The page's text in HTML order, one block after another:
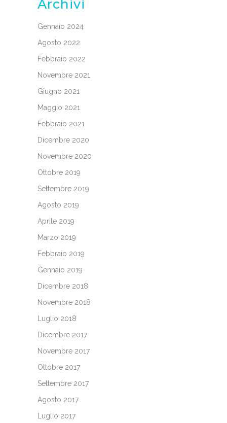
Archivi
Gennaio 2024
Agosto 2022
Febbraio 2022
Novembre 2021
Giugno 2021
Maggio 2021
Febbraio 2021
Dicembre 2020
Novembre 2020
Ottobre 2019
Settembre 2019
Agosto 2019
Aprile 2019
Marzo 2019
Febbraio 2019
Gennaio 2019
Dicembre 2018
Novembre 2018
Luglio 2018
Dicembre 2017
Novembre 2017
Ottobre 2017
Settembre 2017
Agosto 2017
Luglio 2017